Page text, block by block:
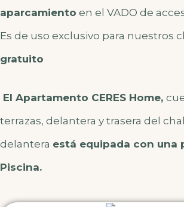
aparcamiento en el VADO de
Es de uso exclusivo para nuestros
gratuito
El Apartamento CERES Home,
terrazas, delantera y trasera del
delantera está equipada con una
Piscina.